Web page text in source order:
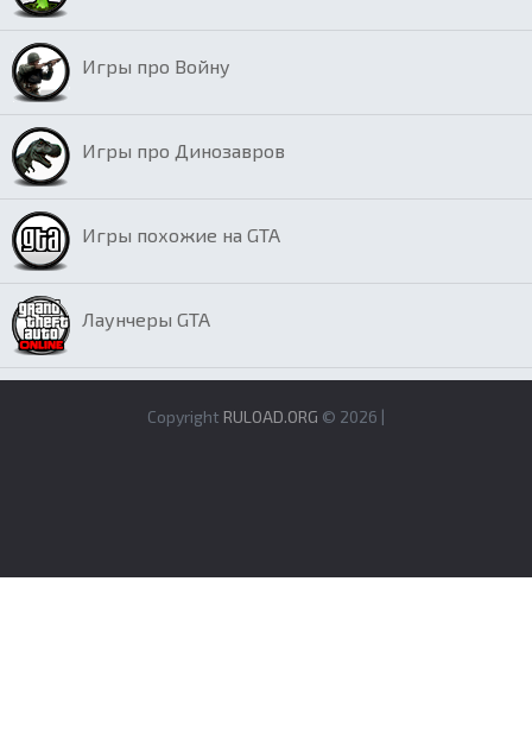
Игры про Войну
Игры про Динозавров
Игры похожие на GTA
Лаунчеры GTA
Copyright RULOAD.ORG © 2026 |